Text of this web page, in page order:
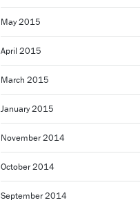
May 2015
April 2015
March 2015
January 2015
November 2014
October 2014
September 2014